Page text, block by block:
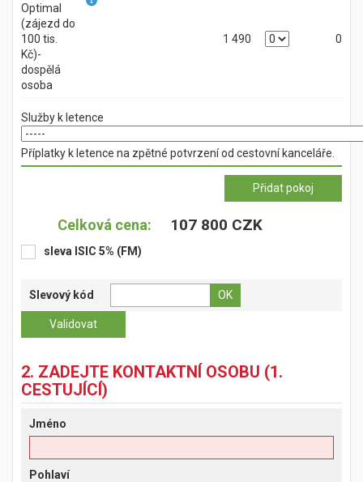
Optimal
(zájezd do
100 tis.
Kč)-
dospělá
osoba
1 490 0
Služby k letence
Příplatky k letence na zpětné potvrzení od cestovní kanceláře.
Celková cena: 107 800 CZK
sleva ISIC 5% (FM)
Slevový kód
2. ZADEJTE KONTAKTNÍ OSOBU (1.
CESTUJÍCÍ)
Jméno
Pohlaví